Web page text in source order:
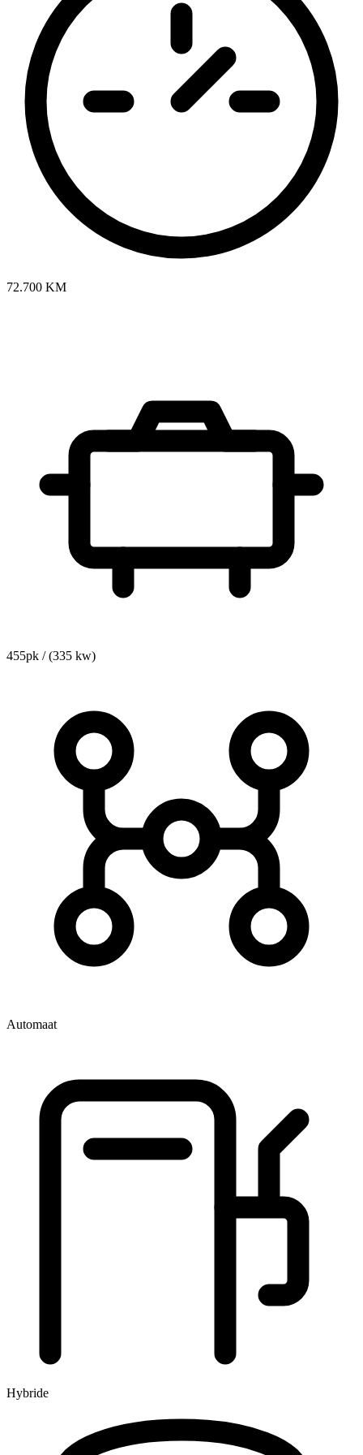
72.700 KM
455pk / (335 kw)
Automaat
Hybride